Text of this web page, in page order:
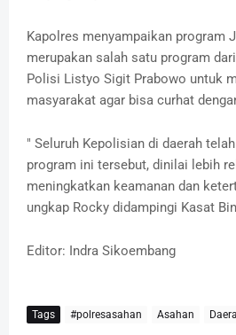
Kapolres menyampaikan program
merupakan salah satu program
Polisi Listyo Sigit Prabowo untuk
masyarakat agar bisa curhat
" Seluruh Kepolisian di daerah
program ini tersebut, dinilai lebih
meningkatkan keamanan dan
ungkap Rocky didampingi Kasat
Editor: Indra Sikoembang
Tags #polresasahan Asahan